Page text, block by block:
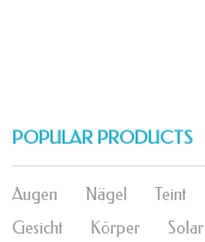
POPULAR PRODUCTS
Augen Nägel Teint
Gesicht
Körper Solar